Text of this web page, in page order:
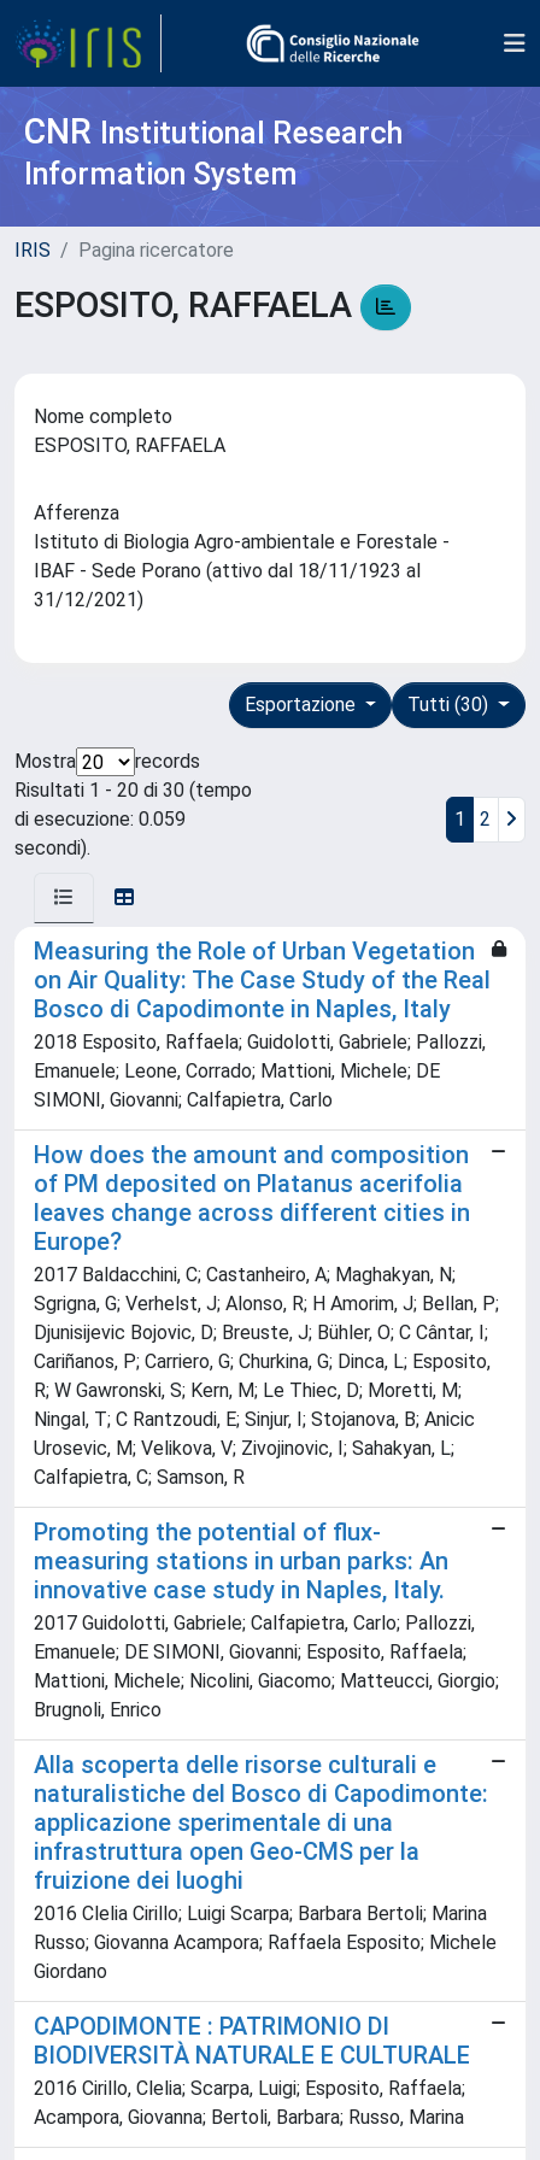
CNR Institutional Research
Information System
IRIS Pagina ricercatore
ESPOSITO, RAFFAELA
Nome completo
ESPOSITO, RAFFAELA
Afferenza
Istituto di Biologia Agro-ambientale e Forestale -
IBAF - Sede Porano (attivo dal 18/11/1923 al
31/12/2021)
Tutti (30)
Esportazione
Mostra
records
Risultati 1 - 20 di 30 (tempo
di esecuzione: 0.059
secondi).
1 2
Measuring the Role of Urban Vegetation
on Air Quality: The Case Study of the Real
Bosco di Capodimonte in Naples, Italy
2018 Esposito, Raffaela; Guidolotti, Gabriele; Pallozzi,
Emanuele; Leone, Corrado; Mattioni, Michele; DE
SIMONI, Giovanni; Calfapietra, Carlo
How does the amount and composition
of PM deposited on Platanus acerifolia
leaves change across different cities in
Europe?
2017 Baldacchini, C; Castanheiro, A; Maghakyan, N;
Sgrigna, G; Verhelst, J; Alonso, R; H Amorim, J; Bellan, P;
Djunisijevic Bojovic, D; Breuste, J; Bühler, O; C Cântar, I;
Cariñanos, P; Carriero, G; Churkina, G; Dinca, L; Esposito,
R; W Gawronski, S; Kern, M; Le Thiec, D; Moretti, M;
Ningal, T; C Rantzoudi, E; Sinjur, I; Stojanova, B; Anicic
Urosevic, M; Velikova, V; Zivojinovic, I; Sahakyan, L;
Calfapietra, C; Samson, R
Promoting the potential of flux-
measuring stations in urban parks: An
innovative case study in Naples, Italy.
2017 Guidolotti, Gabriele; Calfapietra, Carlo; Pallozzi,
Emanuele; DE SIMONI, Giovanni; Esposito, Raffaela;
Mattioni, Michele; Nicolini, Giacomo; Matteucci, Giorgio;
Brugnoli, Enrico
Alla scoperta delle risorse culturali e
naturalistiche del Bosco di Capodimonte:
applicazione sperimentale di una
infrastruttura open Geo-CMS per la
fruizione dei luoghi
2016 Clelia Cirillo; Luigi Scarpa; Barbara Bertoli; Marina
Russo; Giovanna Acampora; Raffaela Esposito; Michele
Giordano
CAPODIMONTE : PATRIMONIO DI
BIODIVERSITÀ NATURALE E CULTURALE
2016 Cirillo, Clelia; Scarpa, Luigi; Esposito, Raffaela;
Acampora, Giovanna; Bertoli, Barbara; Russo, Marina